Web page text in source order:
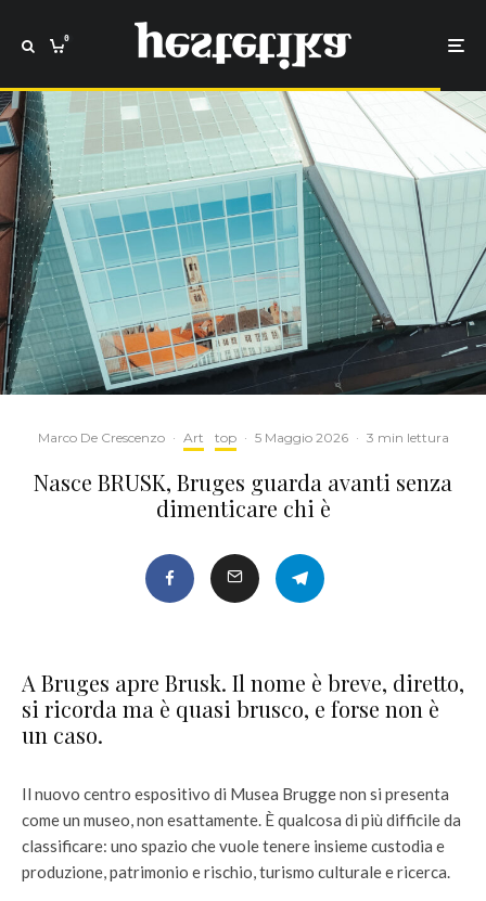
0
Marco De Crescenzo · Art top · 5 Maggio 2026 · 3 min lettura
Nasce BRUSK, Bruges guarda avanti senza
dimenticare chi è
A Bruges apre Brusk. Il nome è breve, diretto,
si ricorda ma è quasi brusco, e forse non è
un caso.
Il nuovo centro espositivo di Musea Brugge non si presenta
come un museo, non esattamente. È qualcosa di più difficile da
classificare: uno spazio che vuole tenere insieme custodia e
produzione, patrimonio e rischio, turismo culturale e ricerca.